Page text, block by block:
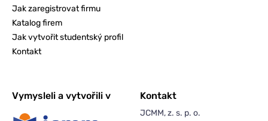
Jak zaregistrovat firmu
Katalog firem
Jak vytvořit studentský profil
Kontakt
Vymysleli a vytvořili v Kontakt
JCMM, z. s. p. o.